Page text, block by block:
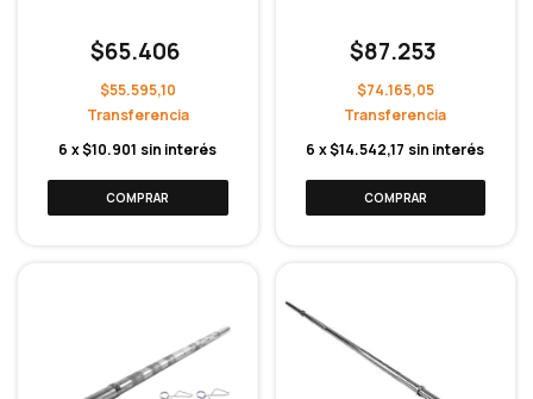
$65.406
$55.595,10
6 x$10.901 sin interés
$87.253
$74.165,05
6 x$14.542,17 sin interés